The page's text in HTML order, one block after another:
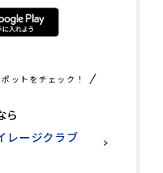
ットをチェック！
ら
レージクラブ